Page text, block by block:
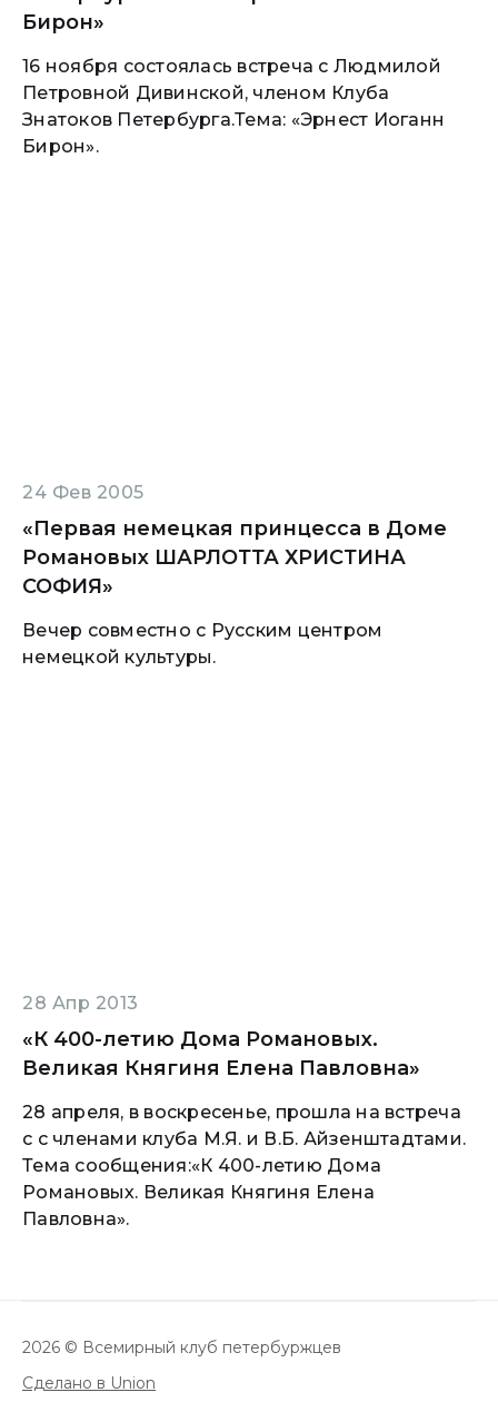
Бирон»
16 ноября состоялась встреча с Людмилой
Петровной Дивинской, членом Клуба
Знатоков Петербурга.Тема: «Эрнест Иоганн
Бирон».
24 Фев 2005
«Первая немецкая принцесса в Доме
Романовых ШАРЛОТТА ХРИСТИНА
СОФИЯ»
Вечер совместно с Русским центром
немецкой культуры.
28 Апр 2013
«К 400-летию Дома Романовых.
Великая Княгиня Елена Павловна»
28 апреля, в воскресенье, прошла на встреча
с с членами клуба М.Я. и В.Б. Айзенштадтами.
Тема сообщения:«К 400-летию Дома
Романовых. Великая Княгиня Елена
Павловна».
2026 © Всемирный клуб петербуржцев
Сделано в Union